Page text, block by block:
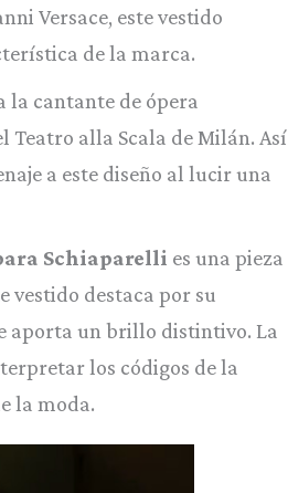
Versace, este vestido
de la marca.
la cantante de ópera
Teatro alla Scala de Milán. Así
a este diseño al lucir una
Schiaparelli es una pieza
vestido destaca por su
aporta un brillo distintivo. La
los códigos de la
la moda.